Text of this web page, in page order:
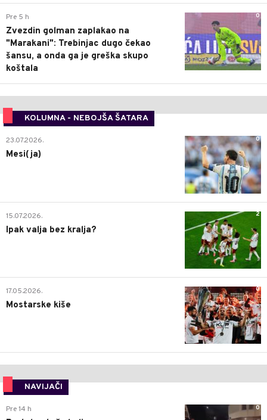
0
Pre 5 h
Zvezdin golman zaplakao na
"Marakani": Trebinjac dugo čekao
šansu, a onda ga je greška skupo
koštala
KOLUMNA - NEBOJŠA ŠATARA
0
23.07.2026.
Mesi(ja)
2
15.07.2026.
Ipak valja bez kralja?
0
17.05.2026.
Mostarske kiše
NAVIJAČI
0
Pre 14 h